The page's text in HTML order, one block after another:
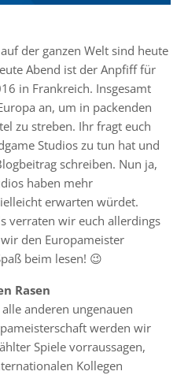
der ganzen Welt sind heute
Abend ist der Anpfiff für
in Frankreich. Insgesamt
an, um in packenden
zu streben. Ihr fragt euch
Studios zu tun hat und
schreiben. Nun ja,
haben mehr
erwarten würdet.
verraten wir euch allerdings
den Europameister
beim lesen! 😉
Rasen
anderen ungenauen
werden wir
Spiele vorraussagen,
Kollegen